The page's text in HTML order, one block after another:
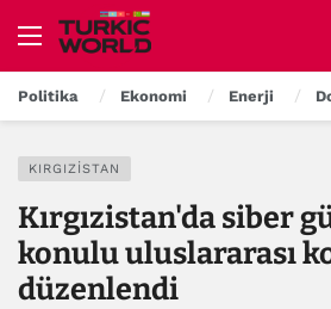
Politika Ekonomi Enerji
KIRGIZISTAN
Kırgızistan'da siber
konulu uluslararası
düzenlendi